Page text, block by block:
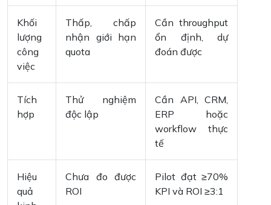
Khối
lượng
công
việc
Thấp, chấp
nhận giới hạn
quota
Cần throughput
ổn định, dự
đoán được
Tích
hợp
Thử nghiệm
độc lập
Cần API, CRM,
ERP hoặc
workflow thực
tế
Hiệu
quả
Chưa đo được
ROI
Pilot đạt ≥70%
KPI và ROI ≥3:1